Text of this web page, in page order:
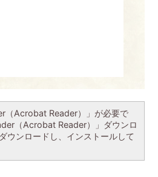
（Acrobat Reader）」が必要で
（Acrobat Reader）」ダウンロ
ウンロードし、インストールして